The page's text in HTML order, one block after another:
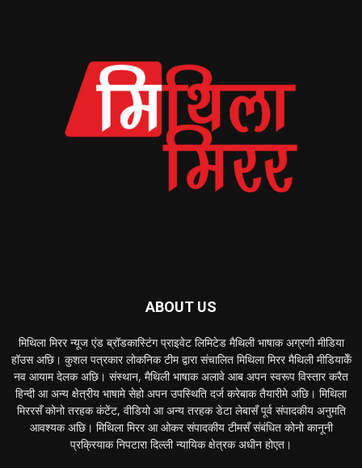
ABOUT US
मिथिला मिरर न्यूज एंड ब्रॉडकास्टिंग प्राइवेट लिमिटेड मैथिली भाषाक अग्रणी मीडिया
हॉउस अछि। कुशल पत्रकार लोकनिक टीम द्वारा संचालित मिथिला मिरर मैथिली मीडियाकेँ
नव आयाम देलक अछि। संस्थान, मैथिली भाषाक अलावे आब अपन स्वरूप विस्तार करैत
हिन्दी आ अन्य क्षेत्रीय भाषामे सेहो अपन उपस्थिति दर्ज करेबाक तैयारीमे अछि। मिथिला
मिररसँ कोनो तरहक कंटेंट, वीडियो आ अन्य तरहक डेटा लेबासँ पूर्व संपादकीय अनुमति
आवश्यक अछि। मिथिला मिरर आ ओकर संपादकीय टीमसँ संबंधित कोनो कानूनी
प्रक्रियाक निपटारा दिल्ली न्यायिक क्षेत्रक अधीन होएत।